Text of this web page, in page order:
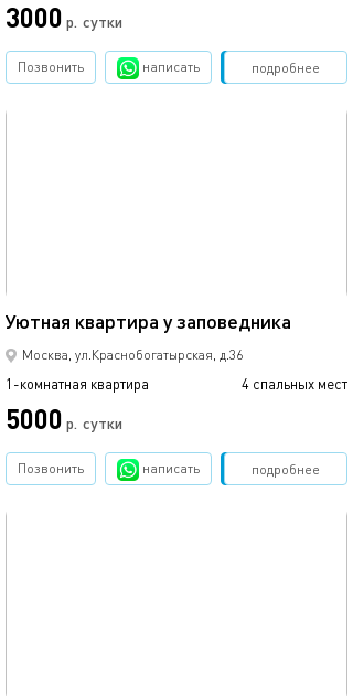
3000 р. сутки
подробнее
Позвонить написать Забронировать
Уютная квартира у заповедника
Москва, ул.Краснобогатырская, д.36
1-комнатная квартира 4 спальных мест
5000 р. сутки
подробнее
Позвонить написать Забронировать